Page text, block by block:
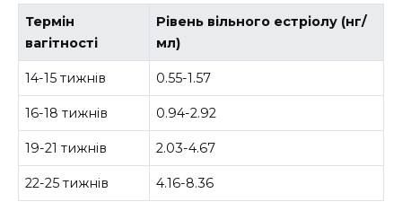
Термін
вагітності
Рівень вільного естріолу (нг/
мл)
14-15 тижнів 0.55-1.57
16-18 тижнів 0.94-2.92
19-21 тижнів 2.03-4.67
22-25 тижнів 4.16-8.36